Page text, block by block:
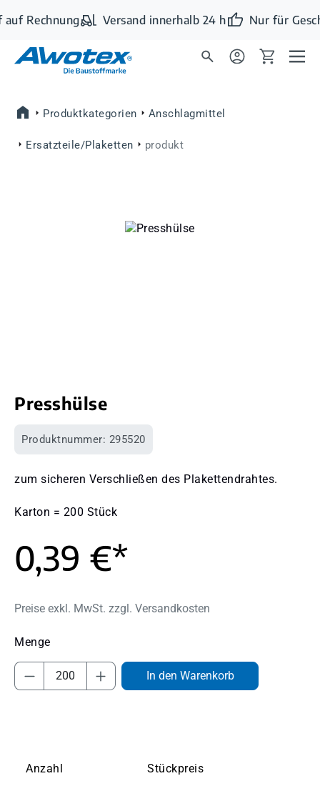
Zum Hauptinhalt springen
Rechnung Versand innerhalb 24 h Nur für
Produktkategorien Anschlagmittel
Ersatzteile/Plaketten produkt
Bildergalerie überspringen
Presshülse
Produktnummer: 295520
zum sicheren Verschließen des Plakettendrahtes.
Karton = 200 Stück
0,39 €*
Preise exkl. MwSt. zzgl. Versandkosten
Produkt Anzahl: Gib den gewünschten
In den Warenkorb
Anzahl Stückpreis